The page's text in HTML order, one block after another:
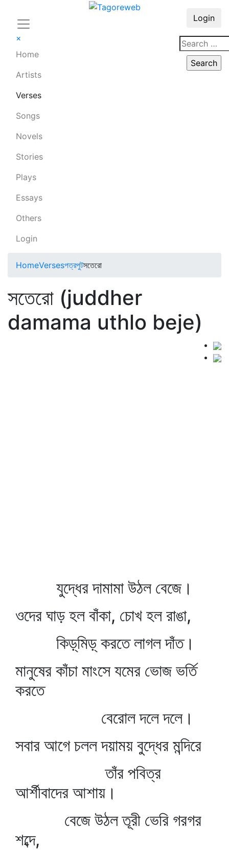
×
Home
Artists
Verses
Songs
Novels
Stories
Plays
Essays
Others
Login
Login
HomeVersesপত্রপুটসতেরো
সতেরো (juddher
damama uthlo beje)
যুদ্ধের দামামা উঠল বেজে।
ওদের ঘাড় হল বাঁকা, চোখ হল রাঙা,
কিড়্‌মিড়্‌ করতে লাগল দাঁত।
মানুষের কাঁচা মাংসে যমের ভোজ ভর্তি
করতে
বেরোল দলে দলে।
সবার আগে চলল দয়াময় বুদ্ধের মন্দিরে
তাঁর পবিত্র
আর্শীবাদের আশায়।
বেজে উঠল তূরী ভেরি গরগর
শব্দে,